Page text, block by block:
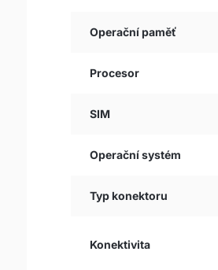
Operační paměť
Procesor
SIM
Operační systém
Typ konektoru
Konektivita